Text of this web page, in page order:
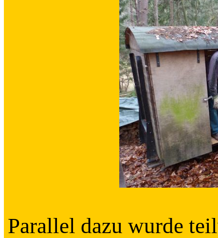
Parallel dazu wurde